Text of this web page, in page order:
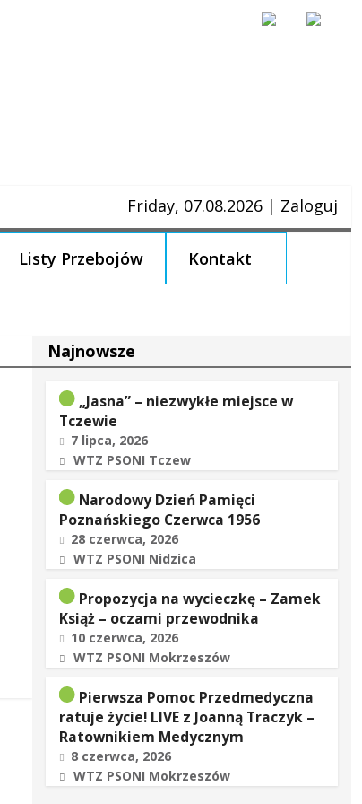
Friday, 07.08.2026 | Zaloguj
Listy Przebojów Kontakt
Najnowsze
„Jasna” – niezwykłe miejsce w
Tczewie
7 lipca, 2026
WTZ PSONI Tczew
Narodowy Dzień Pamięci
Poznańskiego Czerwca 1956
28 czerwca, 2026
WTZ PSONI Nidzica
Propozycja na wycieczkę – Zamek
Książ – oczami przewodnika
10 czerwca, 2026
WTZ PSONI Mokrzeszów
Pierwsza Pomoc Przedmedyczna
ratuje życie! LIVE z Joanną Traczyk –
Ratownikiem Medycznym
8 czerwca, 2026
WTZ PSONI Mokrzeszów